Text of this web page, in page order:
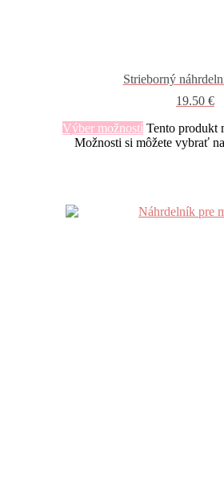
Strieborný
19.50 €
Výber možností Tento produkt
Možnosti si môžete vybrať